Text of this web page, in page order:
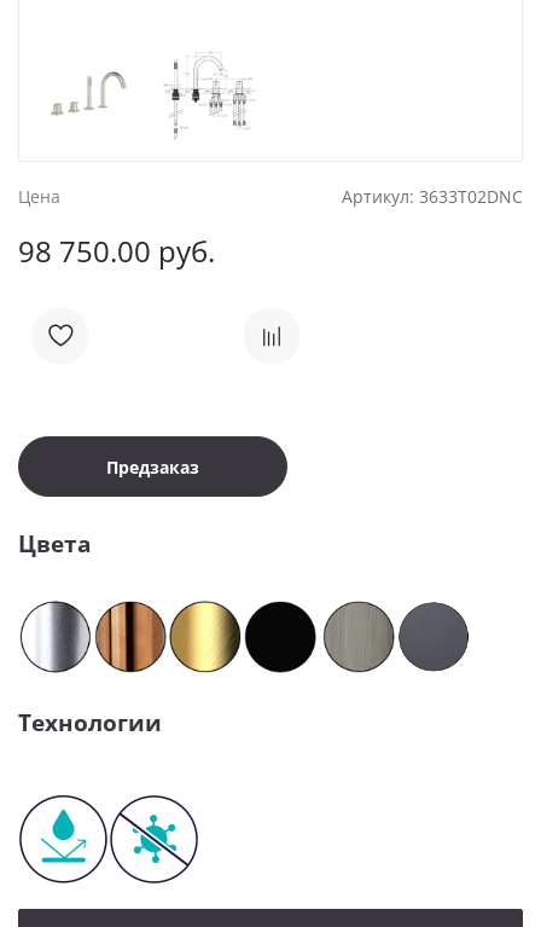
Цена Артикул: 3633T02DNC
98 750.00 руб.
Предзаказ
Цвета
Технологии